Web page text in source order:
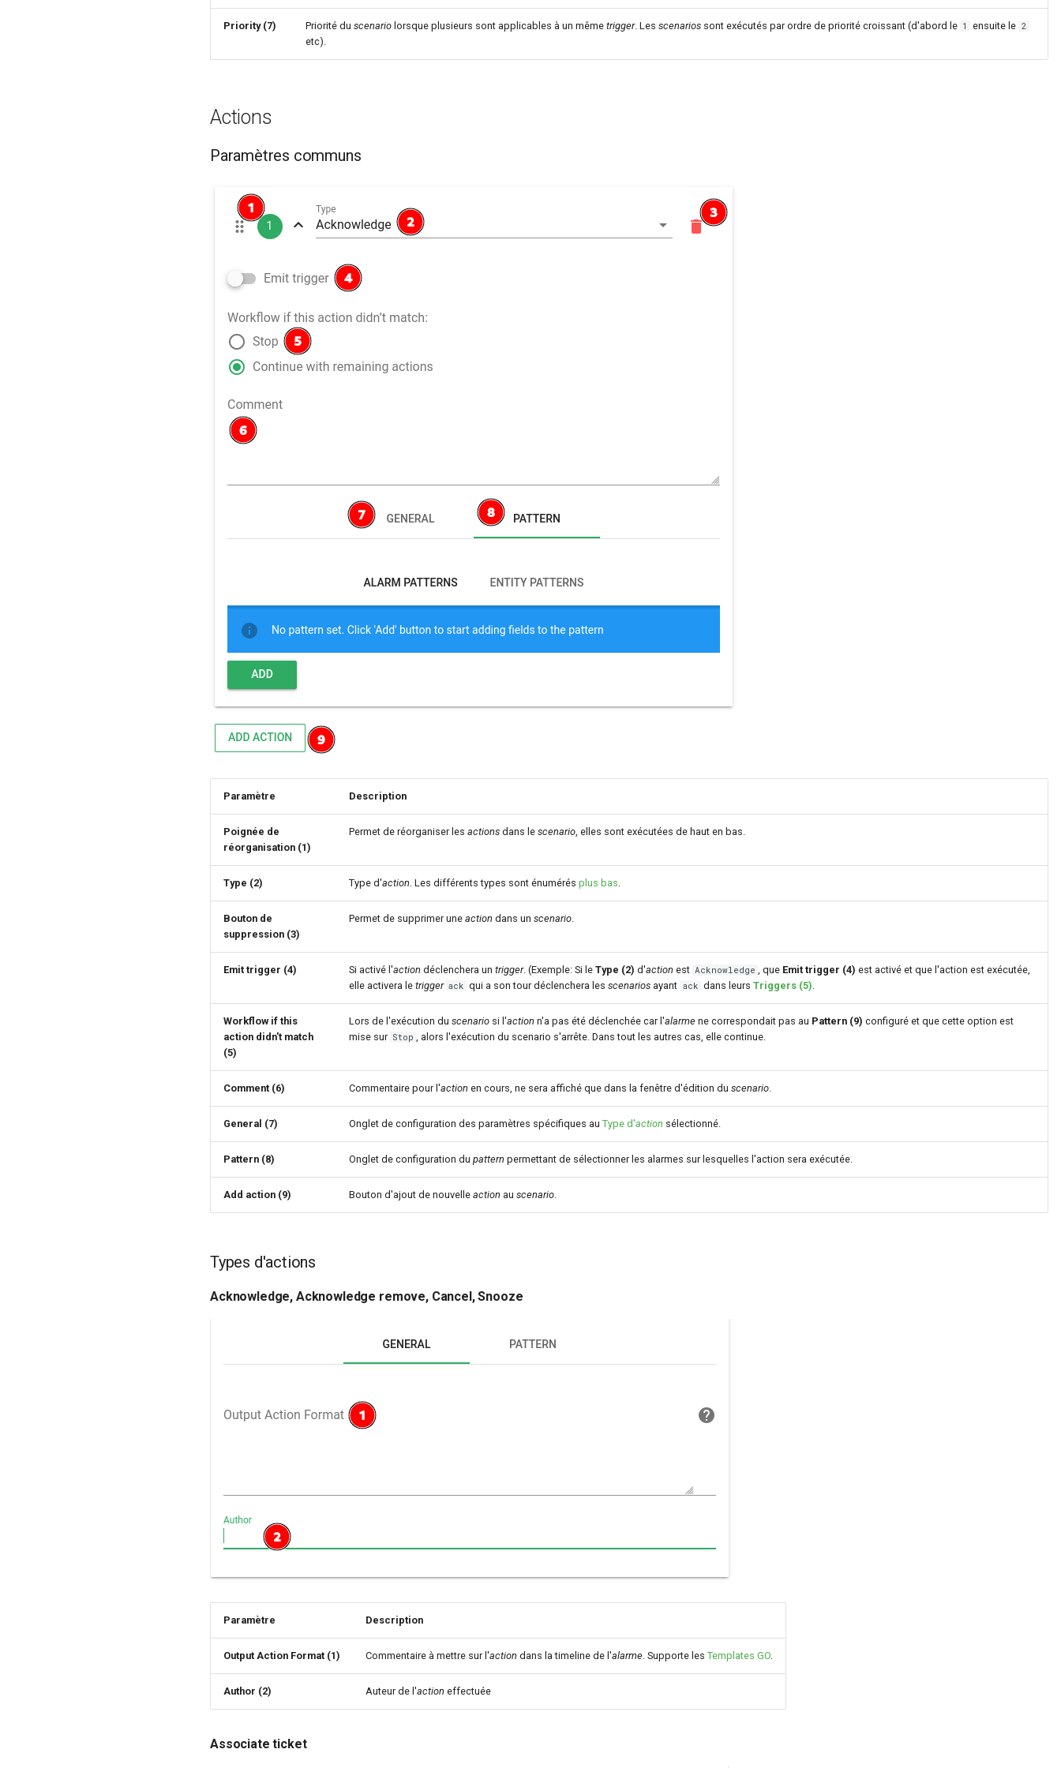
Priority (7) Priorité du scenario lorsque plusieurs sont applicables à un même trigger. Les scenarios sont exécutés par ordre de priorité croissant (d'abord le 1 ensuite le 2
etc).
Actions
Paramètres communs
Paramètre Description
Poignée de
réorganisation (1)
Permet de réorganiser les actions dans le scenario , elles sont exécutées de haut en bas.
Type (2) Type d'action . Les différents types sont énumérés plus bas
Bouton de
suppression (3)
Permet de supprimer une action dans un scenario
Emit trigger (4) Si activé l'action déclenchera un trigger. (Exemple: Si le Type (2) d'action est Acknowledge , que Emit trigger (4) est activé et que l'action est exécutée,
elle activera le trigger ack qui a son tour déclenchera lesscenarios ayant ack dans leurs Triggers (5)
Workflow if this
action didn't match
(5)
Lors de l'exécution du scenario si l'action n'a pas été déclenchée car l'alarme ne correspondait pas au Pattern (9) configuré et que cette option est
mise sur Stop , alors l'exécution du scenario s'arrête. Dans tout les autres cas, elle continue.
Comment (6) Commentaire pour l'action en cours, ne sera affiché que dans la fenêtre d'édition du scenario
General (7) Onglet de configuration des paramètres spécifiques au Type d'action sélectionné.
Pattern (8) Onglet de configuration du pattern permettant de sélectionner les alarmes sur lesquelles l'action sera exécutée.
Add action (9) Bouton d'ajout de nouvelle action au scenario
Types d'actions
Acknowledge, Acknowledge remove, Cancel, Snooze
Paramètre Description
Output Action Format (1) Commentaire à mettre sur l'action dans la timeline de l'alarme . Supporte les Templates GO
Author (2) Auteur de l'action effectuée
Associate ticket